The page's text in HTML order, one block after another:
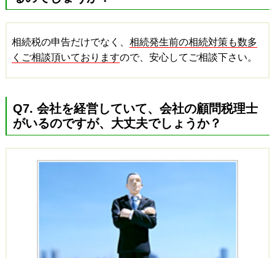
相続税の申告だけでなく、相続発生前の相続対策も数多
くご相談頂いておりますので、安心してご相談下さい。
Q7. 会社を経営していて、会社の顧問税理士
がいるのですが、大丈夫でしょうか？